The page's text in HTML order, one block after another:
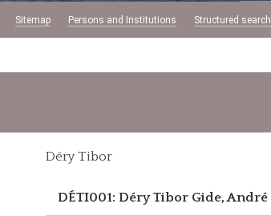
Sitemap Persons and Institutions Structured search
Déry Tibor
DÉTI001: Déry Tibor Gide, André